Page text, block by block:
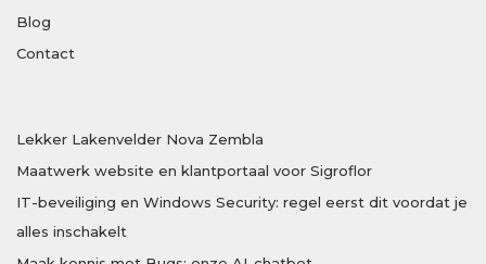
Blog
Contact
Lekker Lakenvelder Nova Zembla
Maatwerk website en klantportaal voor Sigroflor
IT-beveiliging en Windows Security: regel eerst dit voordat je
alles inschakelt